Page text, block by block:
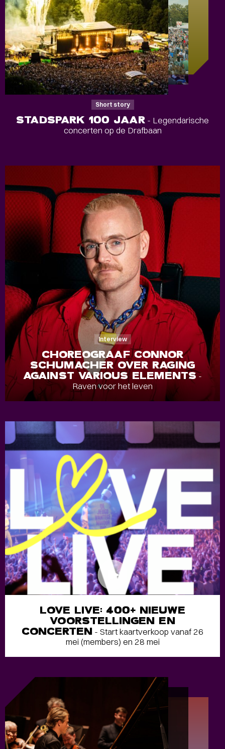
Short story
STADSPARK 100 JAAR - Legendarische
concerten op de Drafbaan
Interview
CHOREOGRAAF CONNOR
SCHUMACHER OVER RAGING
AGAINST VARIOUS ELEMENTS-
Raven voor het leven
LOVE LIVE: 400+ NIEUWE
VOORSTELLINGEN EN
CONCERTEN - Start kaartverkoop vanaf 26
mei (members) en 28 mei